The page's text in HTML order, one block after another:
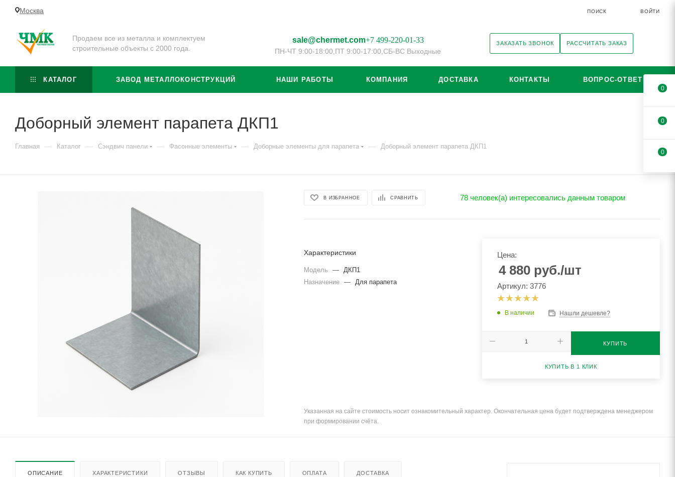
Москва ПОИСК ВОЙТИ
Продаем все из металла и комплектуем
строительные объекты с 2000 года.
sale@chermet.com+7 499-220-01-33
ПН-ЧТ 9:00-18:00, ПТ 9:00-17:00, СБ-ВС Выходные
ЗАКАЗАТЬ ЗВОНОК РАССЧИТАТЬ ЗАКАЗ
КАТАЛОГ ЗАВОД МЕТАЛЛОКОНСТРУКЦИЙ НАШИ РАБОТЫ КОМПАНИЯ ДОСТАВКА КОНТАКТЫ ВОПРОС-ОТВЕТ
Доборный элемент парапета ДКП1
Главная — Каталог — Сэндвич панели — Фасонные элементы — Доборные элементы для парапета — Доборный элемент парапета ДКП1
В ИЗБРАННОЕ СРАВНИТЬ 78 человек(а) интересовались данным товаром
Характеристики
Модель —
ДКП1
Назначение
— Для парапета
Цена:
4 880руб./шт
Артикул: 3776
В наличии Нашли дешевле?
КУПИТЬ
КУПИТЬ В 1 КЛИК
Указанная на сайте стоимость носит ознакомительный характер. Окончательная цена будет подтверждена менеджером
при формировании счёта.
ОПИСАНИЕ ХАРАКТЕРИСТИКИ ОТЗЫВЫ КАК КУПИТЬ ОПЛАТА ДОСТАВКА
0
0
0